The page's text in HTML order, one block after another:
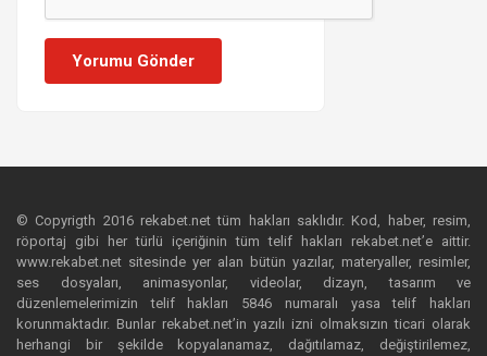
Yorumu Gönder
© Copyrigth 2016 rekabet.net tüm hakları saklıdır. Kod, haber, resim,
röportaj gibi her türlü içeriğinin tüm telif hakları rekabet.net’e aittir.
www.rekabet.net sitesinde yer alan bütün yazılar, materyaller, resimler,
ses dosyaları, animasyonlar, videolar, dizayn, tasarım ve
düzenlemelerimizin telif hakları 5846 numaralı yasa telif hakları
korunmaktadır. Bunlar rekabet.net’in yazılı izni olmaksızın ticari olarak
herhangi bir şekilde kopyalanamaz, dağıtılamaz, değiştirilemez,